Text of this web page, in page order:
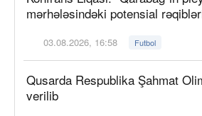
mərhələsindəki potensial
03.08.2026, 16:58 Futbol
Qusarda Respublika Şahmat
verilib